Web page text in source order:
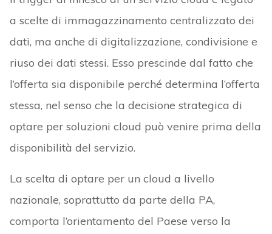
a scelte di immagazzinamento centralizzato dei
dati, ma anche di digitalizzazione, condivisione e
riuso dei dati stessi. Esso prescinde dal fatto che
l’offerta sia disponibile perché determina l’offerta
stessa, nel senso che la decisione strategica di
optare per soluzioni cloud può venire prima della
disponibilità del servizio.
La scelta di optare per un cloud a livello
nazionale, soprattutto da parte della PA,
comporta l’orientamento del Paese verso la